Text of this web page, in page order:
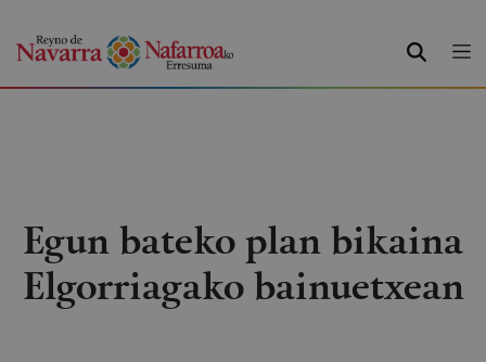
BILATU
Egun bateko plan bikaina
Elgorriagako bainuetxean